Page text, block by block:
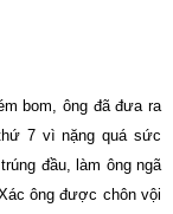
bom, ông đã đưa ra
7 vì nặng quá sức
đầu, làm ông ngã
ông được chôn vội